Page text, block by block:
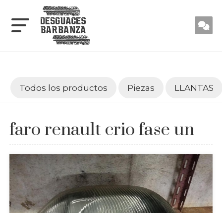
Todos los productos Piezas LLANTAS
faro renault crio fase un